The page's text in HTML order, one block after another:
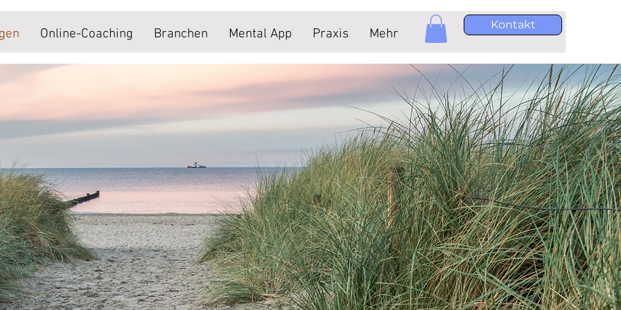
Online-Coaching Branchen Mental App Praxis Mehr
Kontakt